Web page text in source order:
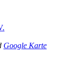
Google Karte